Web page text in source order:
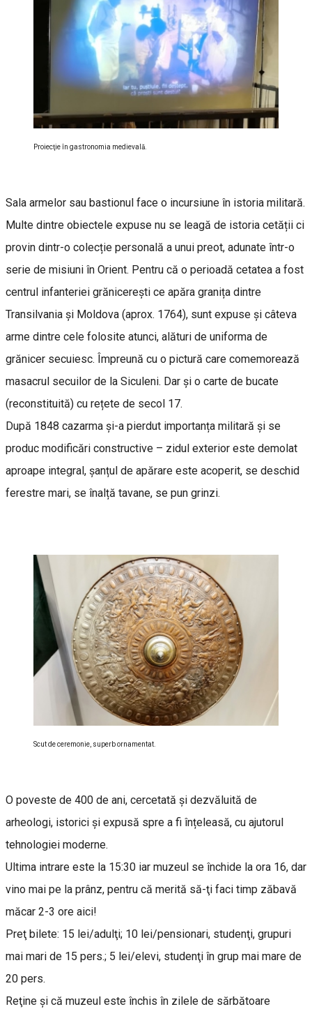
Proiecţie în gastronomia medievală.
Sala armelor sau bastionul face o incursiune în istoria militară.
Multe dintre obiectele expuse nu se leagă de istoria cetății ci
provin dintr-o colecție personală a unui preot, adunate într-o
serie de misiuni în Orient. Pentru că o perioadă cetatea a fost
centrul infanteriei grănicerești ce apăra granița dintre
Transilvania și Moldova (aprox. 1764), sunt expuse și câteva
arme dintre cele folosite atunci, alături de uniforma de
grănicer secuiesc. Împreună cu o pictură care comemorează
masacrul secuilor de la Siculeni. Dar și o carte de bucate
(reconstituită) cu rețete de secol 17.
După 1848 cazarma și-a pierdut importanța militară și se
produc modificări constructive – zidul exterior este demolat
aproape integral, șanțul de apărare este acoperit, se deschid
ferestre mari, se înalță tavane, se pun grinzi.
Scut de ceremonie, superb ornamentat.
O poveste de 400 de ani, cercetată și dezvăluită de
arheologi, istorici și expusă spre a fi înțeleasă, cu ajutorul
tehnologiei moderne.
Ultima intrare este la 15:30 iar muzeul se închide la ora 16, dar
vino mai pe la prânz, pentru că merită să-ţi faci timp zăbavă
măcar 2-3 ore aici!
Preţ bilete: 15 lei/adulţi; 10 lei/pensionari, studenţi, grupuri
mai mari de 15 pers.; 5 lei/elevi, studenţi în grup mai mare de
20 pers.
Reţine şi că muzeul este închis în zilele de sărbătoare